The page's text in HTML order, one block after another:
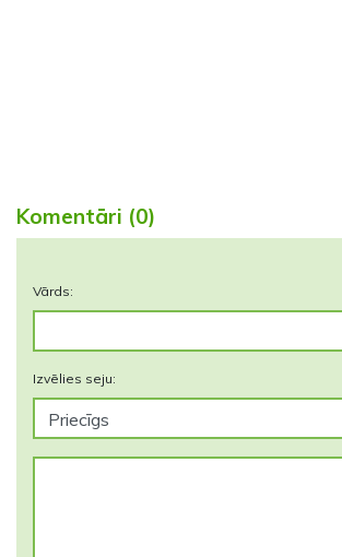
Komentāri (0)
Vārds:
Izvēlies seju: